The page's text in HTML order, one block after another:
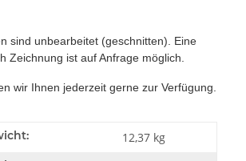
sind unbearbeitet (geschnitten). Eine
Zeichnung ist auf Anfrage möglich.
wir Ihnen jederzeit gerne zur Verfügung.
12,37 kg